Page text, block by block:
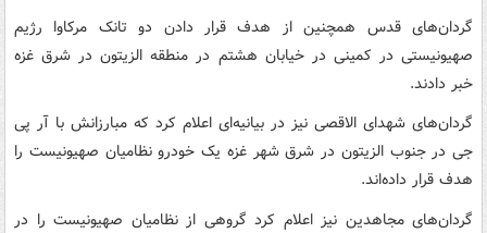
گردان‌های قدس همچنین از هدف قرار دادن دو تانک مرکاوا رژیم
صهیونیستی در کمینی در خیابان هشتم در منطقه الزیتون در شرق غزه
خبر دادند.
گردان‌های شهدای الاقصی نیز در بیانیه‌ای اعلام کرد که مبارزانش با آر پی
جی در جنوب الزیتون در شرق شهر غزه یک خودرو نظامیان صهیونیست را
هدف قرار داده‌اند.
گردان‌های مجاهدین نیز اعلام کرد گروهی از نظامیان صهیونیست را در